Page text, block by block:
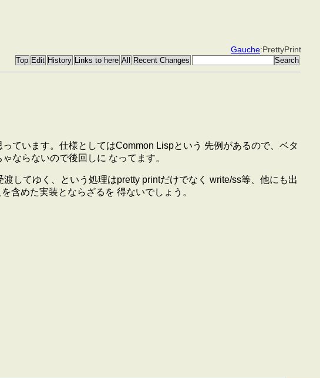
Gauche:PrettyPrint
ています。仕様としてはCommon Lispという 先例があるので、ベタ
ならないので後回しに なってます。
してゆく、という処理はpretty printだけでなく write/ss等、他にも出
含めた実装とならざるを 得ないでしょう。